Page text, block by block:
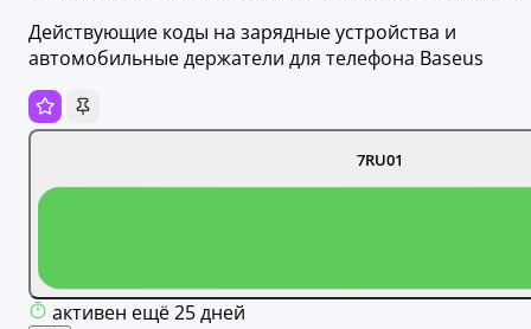
Действующие коды на зарядные устройства и
автомобильные держатели для телефона Baseus
7RU01
активен ещё 25 дней